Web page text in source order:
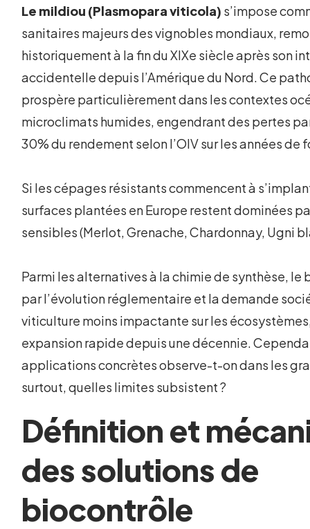
Le mildiou (Plasmopara viticola) s’impose
sanitaires majeurs des vignobles mondiaux,
historiquement à la fin du XIXe siècle après son
accidentelle depuis l’Amérique du Nord. Ce
prospère particulièrement dans les contextes
microclimats humides, engendrant des pertes
30% du rendement selon l’OIV sur les années de
Si les cépages résistants commencent à
surfaces plantées en Europe restent dominées
sensibles (Merlot, Grenache, Chardonnay, Ugni
Parmi les alternatives à la chimie de synthèse,
par l’évolution réglementaire et la demande
viticulture moins impactante sur les
expansion rapide depuis une décennie.
applications concrètes observe-t-on dans les
surtout, quelles limites subsistent ?
Définition et
des solutions de
biocontrôle